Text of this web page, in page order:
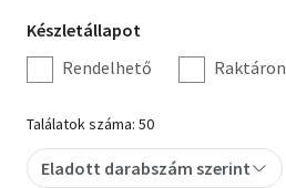
Hobbi, szabadidő
Irodalom
Művészet
Szakkönyv
Készletállapot
szűrés
Készletállapot
Rendelhető
Raktáron
Találatok száma: 50
Eladott darabszám szerint